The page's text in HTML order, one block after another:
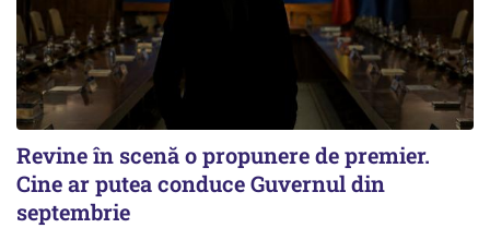
Revine în scenă o propunere de premier.
Cine ar putea conduce Guvernul din
septembrie